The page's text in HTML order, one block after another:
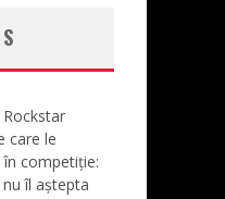
care le
în competiție:
îl aștepta